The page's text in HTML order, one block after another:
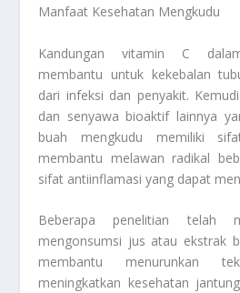
Manfaat Kesehatan Mengkudu
Kandungan vitamin C
membantu untuk kekebalan
dari infeksi dan penyakit.
dan senyawa bioaktif lainnya
buah mengkudu memiliki
membantu melawan radikal
sifat antiinflamasi yang dapat
Beberapa penelitian telah
mengonsumsi jus atau ekstrak
membantu menurunkan
meningkatkan kesehatan